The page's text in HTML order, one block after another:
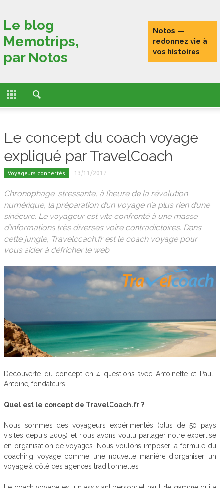
ACCUEIL
ACTUALITÉS
FONCTIONNALITÉS
L’HISTOIRE DE MEMOTRIPS
VOYAGEURS CONNECTÉS
TESTS
Le blog
Memotrips,
par Notos
Notos —
redonnez vie à
vos histoires
Le concept du coach voyage
expliqué par TravelCoach
Voyageurs connectés 13/11/2017
Chronophage, stressante, à l’heure de la révolution
numérique, la préparation d’un voyage n’a plus rien d’une
sinécure. Le voyageur est vite confronté à une masse
d’informations très diverses voire contradictoires. Dans
cette jungle, Travelcoach.fr est le coach voyage pour
vous aider à défricher le web.
Découverte du concept en 4 questions avec Antoinette et Paul-
Antoine, fondateurs
Quel est le concept de TravelCoach.fr ?
Nous sommes des voyageurs expérimentés (plus de 50 pays
visités depuis 2005) et nous avons voulu partager notre expertise
en organisation de voyages. Nous voulons imposer la formule du
coaching voyage comme une nouvelle manière d’organiser un
voyage à côté des agences traditionnelles.